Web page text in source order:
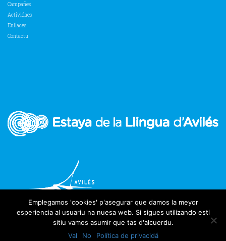
Campañes
Actividaes
Enllaces
Contactu
Emplegamos 'cookies' p'asegurar que damos la meyor
esperiencia al usuariu na nuesa web. Si sigues utilizando esti
sitiu vamos asumir que tas d'alcuerdu.
Val
No Política de privacidá